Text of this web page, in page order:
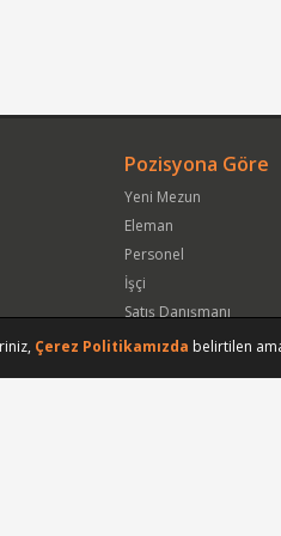
Pozisyona Göre
Yeni Mezun
Eleman
Personel
İşçi
Satış Danışmanı
Öğrenci
Çerez Politikamızda belirtilen